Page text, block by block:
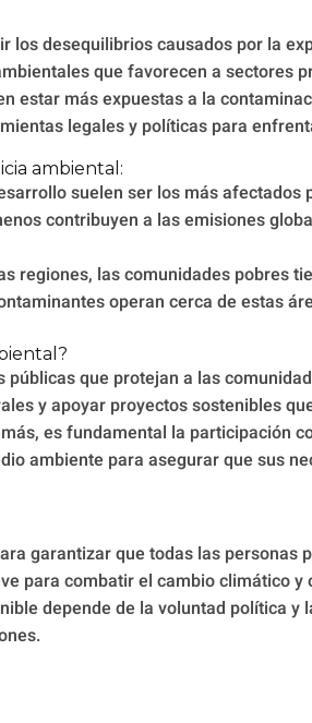
los desequilibrios causados por la
que favorecen a sectores
estar más expuestas a la
legales y políticas para
ambiental:
suelen ser los más afectados
contribuyen a las emisiones
regiones, las comunidades pobres
operan cerca de estas
que protejan a las
y apoyar proyectos sostenibles
es fundamental la participación
ambiente para asegurar que sus
garantizar que todas las personas
para combatir el cambio climático
depende de la voluntad política y